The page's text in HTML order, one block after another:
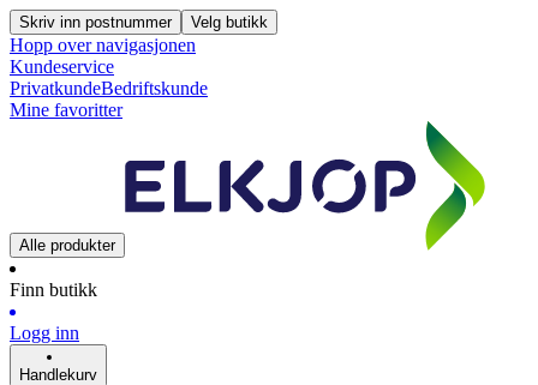
Skriv inn postnummer Velg butikk
Hopp over navigasjonen
Kundeservice
PrivatkundeBedriftskunde
Mine favoritter
Alle produkter
Finn butikk
Logg inn
Handlekurv